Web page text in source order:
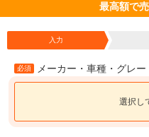
最高額で
入力
必須 メーカー・車種・グレー
選択し